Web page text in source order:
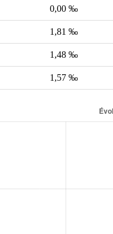
0,00 ‰
1,81 ‰
1,48 ‰
1,57 ‰